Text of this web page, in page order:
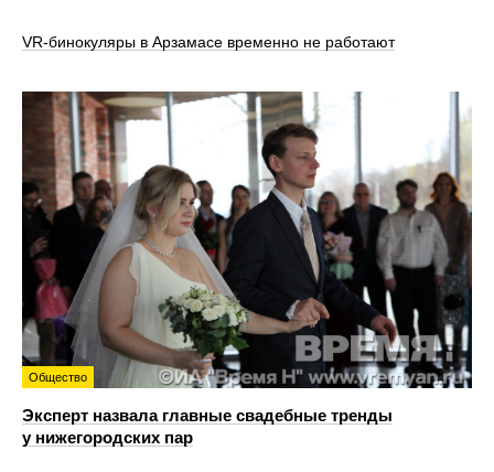
VR‑бинокуляры в Арзамасе временно не работают
Общество
Эксперт назвала главные свадебные тренды
у нижегородских пар